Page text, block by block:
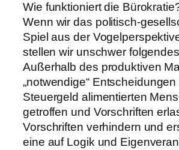
Wie funktioniert die
Wenn wir das politisch-
Spiel aus der
stellen wir unschwer
Außerhalb des produktiven
„notwendige“ Entscheidungen
Steuergeld alimentierten
getroffen und Vorschriften
Vorschriften verhindern und
eine auf Logik und